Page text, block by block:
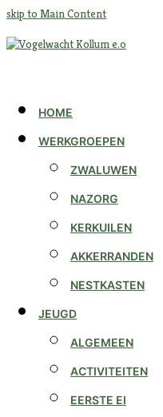
skip to Main Content
HOME
WERKGROEPEN
ZWALUWEN
NAZORG
KERKUILEN
AKKERRANDEN
NESTKASTEN
JEUGD
ALGEMEEN
ACTIVITEITEN
EERSTE EI